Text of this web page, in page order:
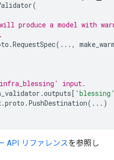
(
will produce a model with
.RequestSpec( ... ,
input.
.outputs[
.proto . PushDestination( ... )
API リファレンスを参照し